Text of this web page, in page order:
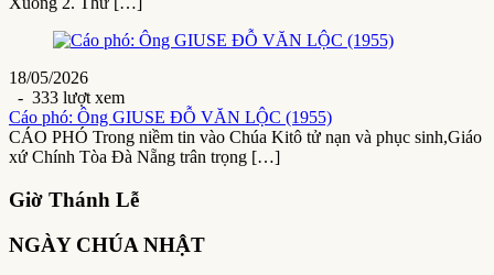
18/05/2026
- 333 lượt xem
Cáo phó: Ông GIUSE ĐỖ VĂN LỘC (1955)
CÁO PHÓ Trong niềm tin vào Chúa Kitô tử nạn và phục sinh,Giáo
xứ Chính Tòa Đà Nẵng trân trọng […]
Giờ Thánh Lễ
NGÀY CHÚA NHẬT